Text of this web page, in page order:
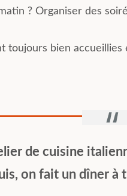
? Organiser des
toujours bien
de cuisine
on fait un dîner à